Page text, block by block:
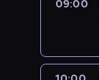
09:00